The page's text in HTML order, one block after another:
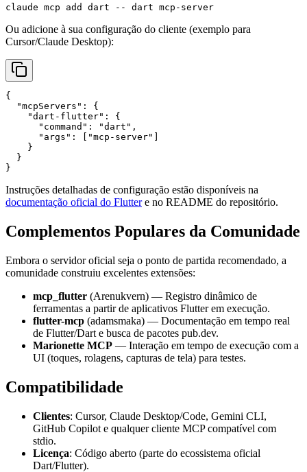
Ou adicione à sua configuração do cliente (exemplo para
Cursor/Claude Desktop):
{
  "mcpServers": {
    "dart-flutter": {
      "command": "dart",
      "args": ["mcp-server"]
    }
  }
Instruções detalhadas de configuração estão disponíveis na
documentação oficial do Fluttere no README do repositório.
Complementos Populares da Comunidade
Embora o servidor oficial seja o ponto de partida recomendado, a
comunidade construiu excelentes extensões:
mcp_flutter (Arenukvern) — Registro dinâmico de
ferramentas a partir de aplicativos Flutter em execução.
flutter-mcp (adamsmaka) — Documentação em tempo real
de Flutter/Dart e busca de pacotes pub.dev.
Marionette MCP — Interação em tempo de execução com a
UI (toques, rolagens, capturas de tela) para testes.
Compatibilidade
Clientes: Cursor, Claude Desktop/Code, Gemini CLI,
GitHub Copilot e qualquer cliente MCP compatível com
stdio.
Licença: Código aberto (parte do ecossistema oficial
Dart/Flutter).